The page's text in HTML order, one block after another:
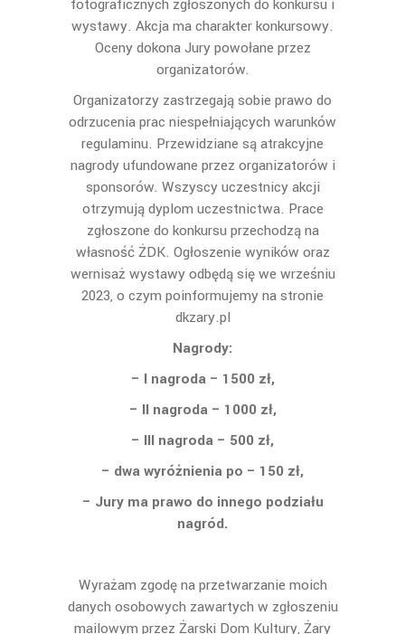
fotograficznych zgłoszonych do konkursu i
wystawy. Akcja ma charakter konkursowy.
Oceny dokona Jury powołane przez
organizatorów.
Organizatorzy zastrzegają sobie prawo do
odrzucenia prac niespełniających warunków
regulaminu. Przewidziane są atrakcyjne
nagrody ufundowane przez organizatorów i
sponsorów. Wszyscy uczestnicy akcji
otrzymują dyplom uczestnictwa. Prace
zgłoszone do konkursu przechodzą na
własność ŻDK. Ogłoszenie wyników oraz
wernisaż wystawy odbędą się we wrześniu
2023, o czym poinformujemy na stronie
dkzary.pl
Nagrody:
– I nagroda – 1500 zł,
– II nagroda – 1000 zł,
– III nagroda – 500 zł,
– dwa wyróżnienia po – 150 zł,
– Jury ma prawo do innego podziału
nagród.
Wyrażam zgodę na przetwarzanie moich
danych osobowych zawartych w zgłoszeniu
mailowym przez Żarski Dom Kultury, Żary